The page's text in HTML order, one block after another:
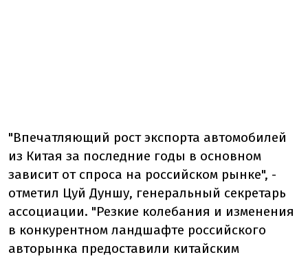
"Впечатляющий рост экспорта автомобилей
из Китая за последние годы в основном
зависит от спроса на российском рынке", -
отметил Цуй Дуншу, генеральный секретарь
ассоциации. "Резкие колебания и изменения
в конкурентном ландшафте российского
авторынка предоставили китайским